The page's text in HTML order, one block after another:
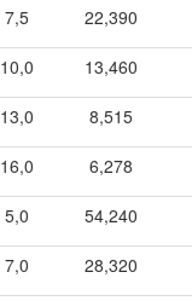
7,5 22,390
10,0 13,460
13,0 8,515
16,0 6,278
5,0 54,240
7,0 28,320